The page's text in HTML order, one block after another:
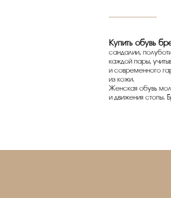
Купить обувь
сандалии,
каждой пары,
и современного
из кожи.
Женская обувь
и движения стопы.